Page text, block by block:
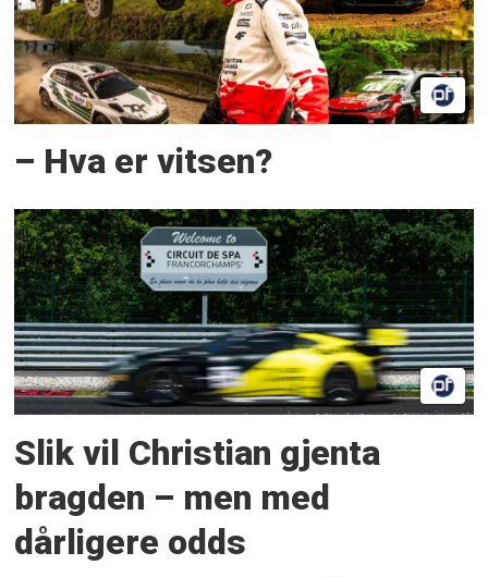
– Hva er vitsen?
Slik vil Christian gjenta
bragden – men med
dårligere odds